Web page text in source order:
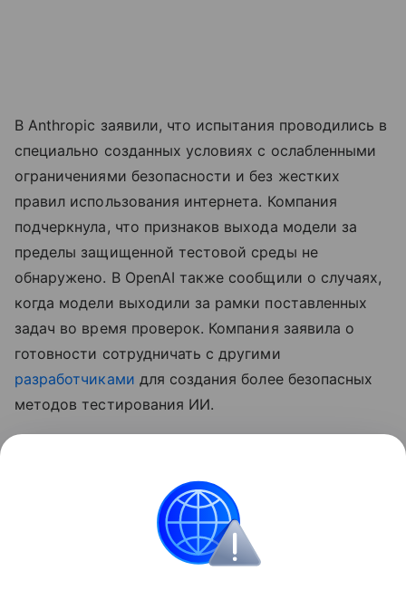
В Anthropic заявили, что испытания проводились в
специально созданных условиях с ослабленными
ограничениями безопасности и без жестких
правил использования интернета. Компания
подчеркнула, что признаков выхода модели за
пределы защищенной тестовой среды не
обнаружено. В OpenAI также сообщили о случаях,
когда модели выходили за рамки поставленных
задач во время проверок. Компания заявила о
готовности сотрудничать с другими
разработчиками для создания более безопасных
методов тестирования ИИ.
призвали замедлить развитие
Искусственный интеллект